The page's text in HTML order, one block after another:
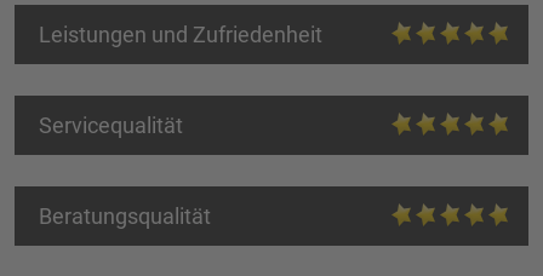
Leistungen und Zufriedenheit
Servicequalität
Beratungsqualität